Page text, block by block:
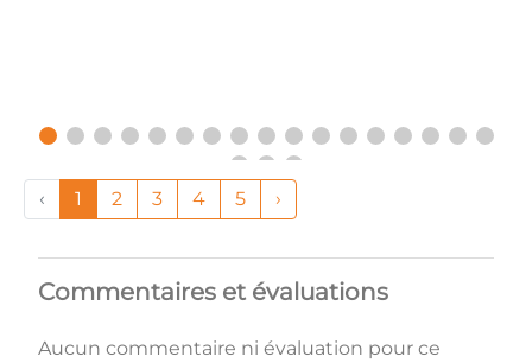
‹ 1 2 3 4 5 ›
Commentaires et évaluations
Aucun commentaire ni évaluation pour ce